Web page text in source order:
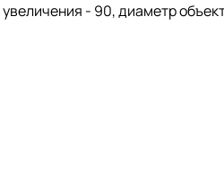
- 90, диаметр